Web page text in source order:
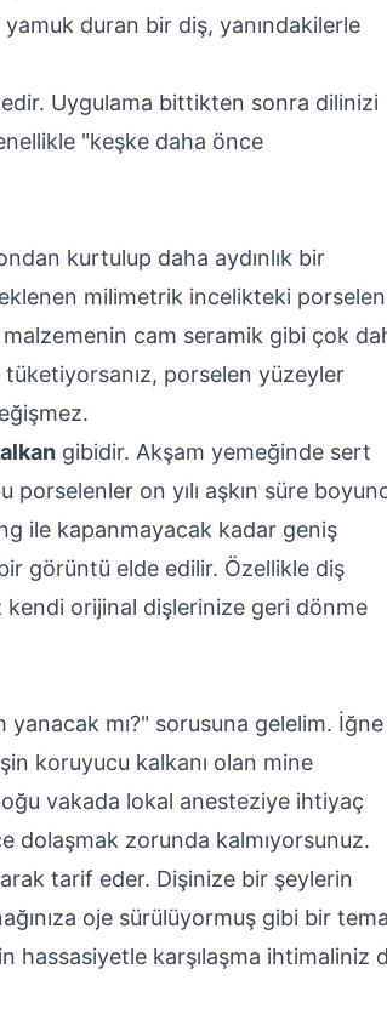
duran bir diş, yanındakilerle
Uygulama bittikten sonra dilinizi
"keşke daha önce
kurtulup daha aydınlık bir
milimetrik incelikteki porselen
cam seramik gibi çok
tüketiyorsanız, porselen yüzeyler
gibidir. Akşam yemeğinde sert
porselenler on yılı aşkın süre
ile kapanmayacak kadar geniş
görüntü elde edilir. Özellikle diş
kendi orijinal dişlerinize geri dönme
mı?" sorusuna gelelim. İğne
koruyucu kalkanı olan mine
vakada lokal anesteziye ihtiyaç
dolaşmak zorunda kalmıyorsunuz.
tarif eder. Dişinize bir şeylerin
oje sürülüyormuş gibi bir
hassasiyetle karşılaşma ihtimaliniz